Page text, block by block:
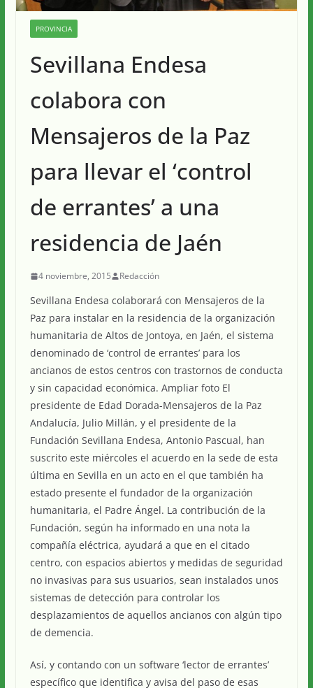
PROVINCIA
Sevillana Endesa
colabora con
Mensajeros de la Paz
para llevar el ‘control
de errantes’ a una
residencia de Jaén
4 noviembre, 2015 Redacción
Sevillana Endesa colaborará con Mensajeros de la
Paz para instalar en la residencia de la organización
humanitaria de Altos de Jontoya, en Jaén, el sistema
denominado de ‘control de errantes’ para los
ancianos de estos centros con trastornos de conducta
y sin capacidad económica. Ampliar foto El
presidente de Edad Dorada-Mensajeros de la Paz
Andalucía, Julio Millán, y el presidente de la
Fundación Sevillana Endesa, Antonio Pascual, han
suscrito este miércoles el acuerdo en la sede de esta
última en Sevilla en un acto en el que también ha
estado presente el fundador de la organización
humanitaria, el Padre Ángel. La contribución de la
Fundación, según ha informado en una nota la
compañía eléctrica, ayudará a que en el citado
centro, con espacios abiertos y medidas de seguridad
no invasivas para sus usuarios, sean instalados unos
sistemas de detección para controlar los
desplazamientos de aquellos ancianos con algún tipo
de demencia.
Así, y contando con un software ‘lector de errantes’
específico que identifica y avisa del paso de esas